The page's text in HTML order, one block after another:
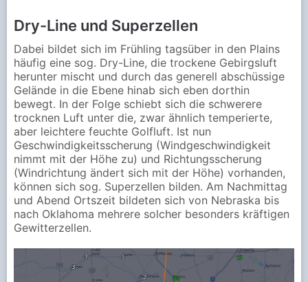
Dry-Line und Superzellen
Dabei bildet sich im Frühling tagsüber in den Plains
häufig eine sog. Dry-Line, die trockene Gebirgsluft
herunter mischt und durch das generell abschüssige
Gelände in die Ebene hinab sich eben dorthin
bewegt. In der Folge schiebt sich die schwerere
trocknen Luft unter die, zwar ähnlich temperierte,
aber leichtere feuchte Golfluft. Ist nun
Geschwindigkeitsscherung (Windgeschwindigkeit
nimmt mit der Höhe zu) und Richtungsscherung
(Windrichtung ändert sich mit der Höhe) vorhanden,
können sich sog. Superzellen bilden. Am Nachmittag
und Abend Ortszeit bildeten sich von Nebraska bis
nach Oklahoma mehrere solcher besonders kräftigen
Gewitterzellen.